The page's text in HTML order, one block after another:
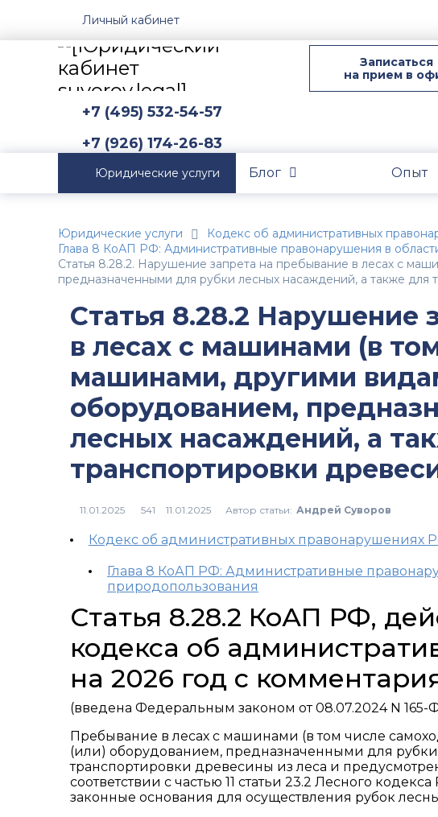
Личный кабинет
Записаться
на прием в
+7 (495) 532-54-57
+7 (926) 174-26-83
Юридические услуги Блог Опыт
Юридические услуги
Кодекс об административных
Глава 8 КоАП РФ: Административные правонарушения в
Статья 8.28.2. Нарушение запрета на пребывание в лесах с
предназначенными для рубки лесных насаждений, а также для
Статья 8.28.2 Нарушение
в лесах с машинами (в
машинами, другими
оборудованием,
лесных насаждений, а
транспортировки
541 Автор статьи: Андрей Суворов
Кодекс об административных правонарушениях
Глава 8 КоАП РФ: Административные
природопользования
Статья 8.28.2 КоАП РФ,
кодекса об
на 2026 год с
(введена Федеральным законом от 08.07.2024 N 165-
Пребывание в лесах с машинами (в том числе
(или) оборудованием, предназначенными для
транспортировки древесины из леса и
соответствии с частью 11 статьи 23.2 Лесного
законные основания для осуществления рубок